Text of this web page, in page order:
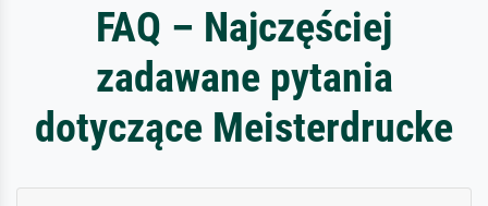
FAQ – Najczęściej
zadawane pytania
dotyczące Meisterdrucke